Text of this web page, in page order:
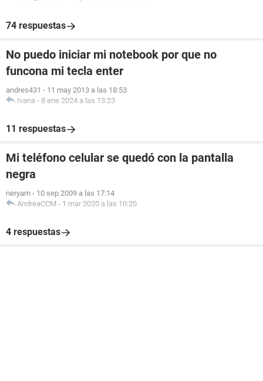
74 respuestas
No puedo iniciar mi notebook por que no
funcona mi tecla enter
andres431 - 11 may 2013 a las 18:53
Ivana - 8 ene 2024 a las 13:23
11 respuestas
Mi teléfono celular se quedó con la pantalla
negra
neryam - 10 sep 2009 a las 17:14
AndreaCCM - 1 mar 2020 a las 10:20
4 respuestas